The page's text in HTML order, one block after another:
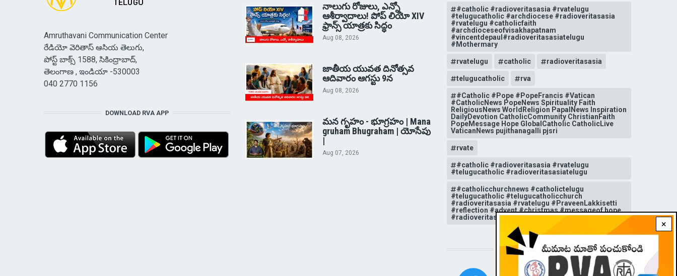
×
Amruthavani Communication Center
రేడియో వెరితాస్ ఆసియ తెలుగు,
పోస్ట్ బాక్స్ 1588, సికింద్రాబాద్,
తెలంగాణ , ఇండియా -530003
040 2770 1156
DOWNLOAD RVA APP
నాలుగు రోజులు, ఎన్నో
ఆశీర్వాదాలు! పోప్ లియో XIV
ఫ్రాన్స్ యాత్రకు సిద్ధం
Aug 08, 2026
జాతీయ యువత దినోత్సవ
ఆదివారం ఆగస్టు 9న
Aug 08, 2026
మన గృహం - భూగ్రహం | Mana
gruham Bhugraham | యోసేపు
|
Aug 07, 2026
#catholic #radioveritasasia #rvatelugu
#telugucatholic #archdiocese #radioveritasasia
#rvatelugu #catholicfaith
#archdioceseofvisakhapatnam
#vincentdepaul#radioveritasasiatelugu
#Mothermary
rvatelugu catholic radioveritasasia
telugucatholic rva
#Catholic #Pope #PopeFrancis #Vatican
#CatholicNews PopeNews Spirituality Faith
ReligiousNews WorldReligion PapalNews Inspiration
DailyDevotion CatholicCommunity ChristianFaith
PopeMessage Hope GlobalCatholic CatholicLive
VaticanNews pujithanagalli pjsri
rvate
#catholic #radioveritasasia #rvatelugu
#telugucatholic #radioveritasasiatelugu
#catholicchurchnews #catholictelugu
#telugucatholic #telugucatholicchurch
#radioveritasasia #rvatelugu #PraveenLakkisetti
#reflection #advent #christmas #messageof hope
#radioveritas #rvatelugu #viral #insta
STAY CONNECTED WITH US!